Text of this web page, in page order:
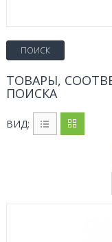
ТОВАРЫ,
ПОИСКА
ВИД: